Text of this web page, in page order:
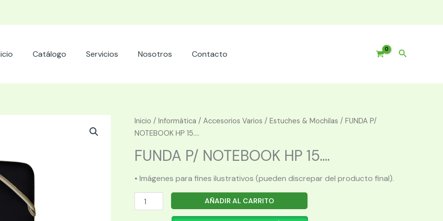
Catálogo Servicios Nosotros Contacto Buscar
Inicio / Informática / Accesorios Varios / Estuches & Mochilas / FUNDA P/
NOTEBOOK HP 15....
FUNDA P/ NOTEBOOK HP 15....
• Imágenes para fines ilustrativos (pueden discrepar del producto final).
FUNDA
P/
AÑADIR AL CARRITO